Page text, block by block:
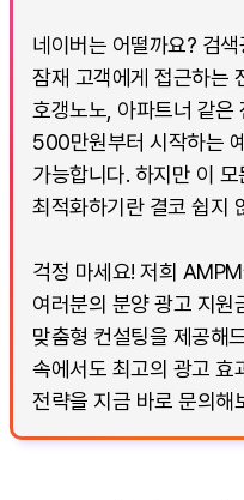
네이버는 어떨까요? 검
잠재 고객에게 접근하는
호갱노노, 아파트너 같은
500만원부터 시작하는
가능합니다. 하지만 이
최적화하기란 결코 쉽지
걱정 마세요! 저희
여러분의 분양 광고 지원
맞춤형 컨설팅을 제공해
속에서도 최고의 광고 효
전략을 지금 바로 문의해